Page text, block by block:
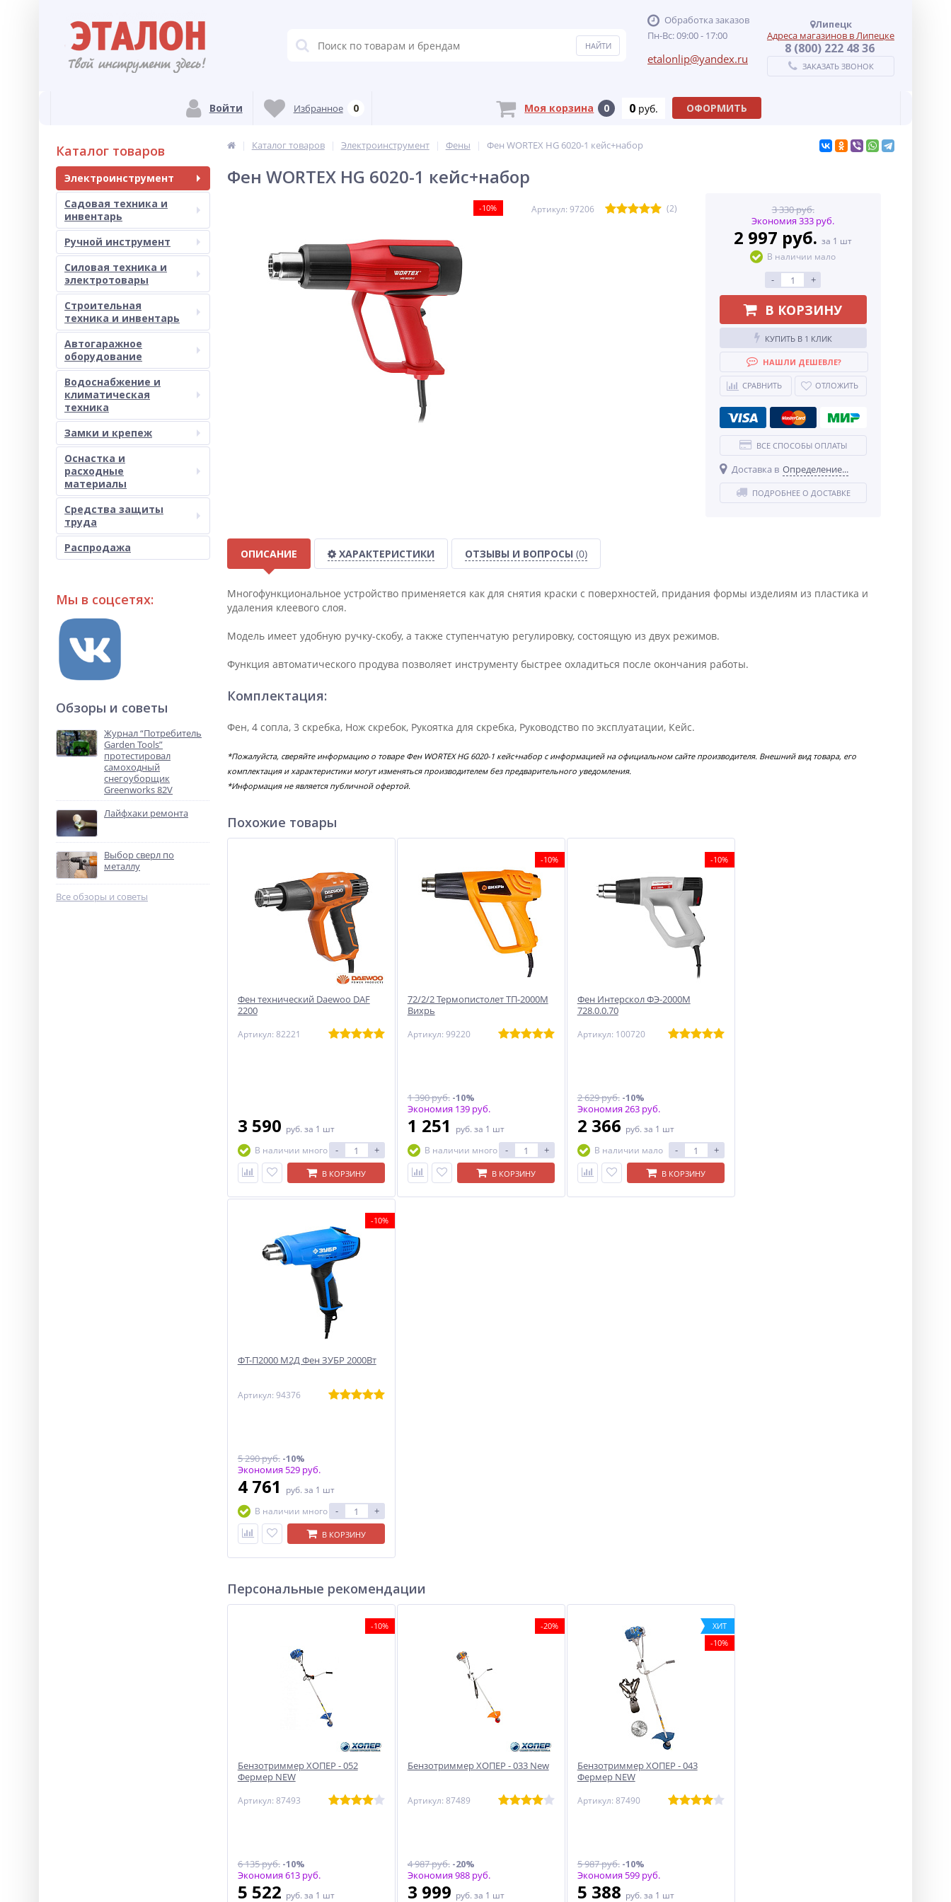
Обработка заказов
Пн-Вс: 09:00 - 17:00
etalonlip@yandex.ru
Липецк
Адреса магазинов в Липецке
8 (800) 222 48 36
ЗАКАЗАТЬ ЗВОНОК
Войти Избранное 0 Моя корзина 0 0 руб. ОФОРМИТЬ
Каталог товаров
Электроинструмент
Садовая техника и
инвентарь
Ручной инструмент
Силовая техника и
электротовары
Строительная
техника и инвентарь
Автогаражное
оборудование
Водоснабжение и
климатическая
техника
Замки и крепеж
Оснастка и
расходные
материалы
Средства защиты
труда
Распродажа
Мы в соцсетях:
Обзоры и советы
Журнал “Потребитель
Garden Tools”
протестировал
самоходный
снегоуборщик
Greenworks 82V
Лайфхаки ремонта
Выбор сверл по
металлу
Все обзоры и советы
Каталог товаров Электроинструмент Фены Фен WORTEX HG 6020-1 кейс+набор
Фен WORTEX HG 6020-1 кейс+набор
-10% Артикул: 97206 (2)
3 330 руб.
Экономия 333 руб.
2 997 руб.за 1 шт
В наличии мало
- +
В КОРЗИНУ
КУПИТЬ В 1 КЛИК
НАШЛИ ДЕШЕВЛЕ?
СРАВНИТЬ ОТЛОЖИТЬ
ВСЕ СПОСОБЫ ОПЛАТЫ
Доставка в Определение...
ПОДРОБНЕЕ О ДОСТАВКЕ
ОПИСАНИЕ ХАРАКТЕРИСТИКИ ОТЗЫВЫ И ВОПРОСЫ (0)
Многофункциональное устройство применяется как для снятия краски с поверхностей, придания формы изделиям из пластика и
удаления клеевого слоя.
Модель имеет удобную ручку-скобу, а также ступенчатую регулировку, состоящую из двух режимов.
Функция автоматического продува позволяет инструменту быстрее охладиться после окончания работы.
Комплектация:
Фен, 4 сопла, 3 скребка, Нож скребок, Рукоятка для скребка, Руководство по эксплуатации, Кейс.
*Пожалуйста, сверяйте информацию о товаре Фен WORTEX HG 6020-1 кейс+набор с информацией на официальном сайте производителя. Внешний вид товара, его
комплектация и характеристики могут изменяться производителем без предварительного уведомления.
*Информация не является публичной офертой.
Похожие товары
Фен технический Daewoo DAF
2200
Артикул: 82221
3 590 руб. за 1 шт
В наличии много
- +
В КОРЗИНУ
-10%
72/2/2 Термопистолет ТП-2000М
Вихрь
Артикул: 99220
1 390 руб.-10%
Экономия 139 руб.
1 251 руб. за 1 шт
В наличии много
- +
В КОРЗИНУ
-10%
Фен Интерскол ФЭ-2000М
728.0.0.70
Артикул: 100720
2 629 руб.-10%
Экономия 263 руб.
2 366 руб. за 1 шт
В наличии мало
- +
В КОРЗИНУ
-10%
ФТ-П2000 М2Д Фен ЗУБР 2000Вт
Артикул: 94376
5 290 руб.-10%
Экономия 529 руб.
4 761 руб. за 1 шт
В наличии много
- +
В КОРЗИНУ
Персональные рекомендации
-10%
Бензотриммер ХОПЕР - 052
Фермер NEW
Артикул: 87493
6 135 руб.-10%
Экономия 613 руб.
5 522 руб. за 1 шт
-20%
Бензотриммер ХОПЕР - 033 New
Артикул: 87489
4 987 руб.-20%
Экономия 988 руб.
3 999 руб. за 1 шт
ХИТ
-10%
Бензотриммер ХОПЕР - 043
Фермер NEW
Артикул: 87490
5 987 руб.-10%
Экономия 599 руб.
5 388 руб. за 1 шт